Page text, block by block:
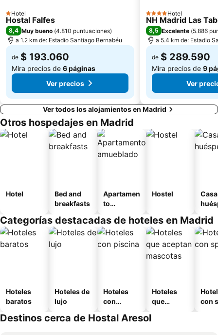
Centro
Puente de Vallecas
Palacio Real
Casco Histórico de Vallecas
Estación de Príncipe Pío
Puerta de Toledo
Calle Alcalá
Centro Comercial Príncipe Pío
1 Estrellas
Hotel
Hostal Falfes
8,4 Muy bueno (4.810 puntuaciones)
a 1.2 km de: Estadio Santiago Bernabéu
de $ 193.060
Mira precios de 6 páginas
Ver precios
4 Estrellas
Hotel
NH Madrid Las
8,5 Excelente (5.886
a 5.4 km de: Estadio
de $ 289.590
Mira precios de 9
Ver
Ver todos los alojamientos en Madrid
Otros hospedajes en Madrid
Hotel
Bed and
breakfasts
Apartamen
to
o
Hostel
Categorías destacadas de hoteles en Madrid
Hoteles
baratos
Hoteles de
lujo
Hoteles
con
Hoteles
que
con
Destinos cerca de Hostal Aresol